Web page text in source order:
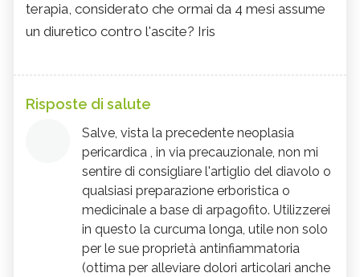
terapia, considerato che ormai da 4 mesi assume
un diuretico contro l'ascite? Iris
Risposte di salute
Salve, vista la precedente neoplasia
pericardica , in via precauzionale, non mi
sentire di consigliare l'artiglio del diavolo o
qualsiasi preparazione erboristica o
medicinale a base di arpagofito. Utilizzerei
in questo la curcuma longa, utile non solo
per le sue proprietà antinfiammatoria
(ottima per alleviare dolori articolari anche